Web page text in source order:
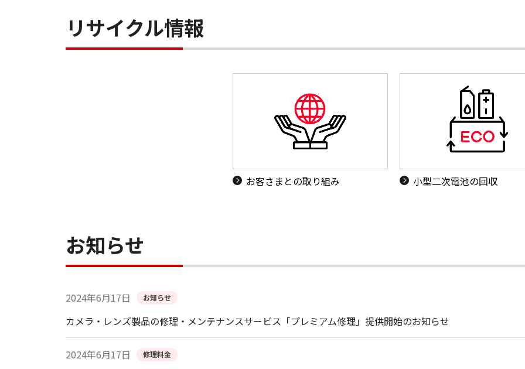
リサイクル情報
お客さまとの取り組み 小型二次電池の回収
お知らせ
2024年6月17日 お知らせ
カメラ・レンズ製品の修理・メンテナンスサービス「プレミアム修理」提供開始のお知らせ
2024年6月17日 修理料金